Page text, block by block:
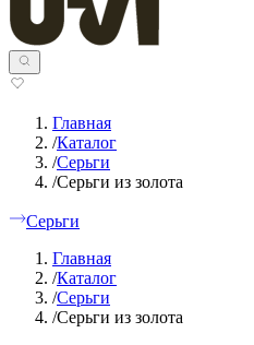
Главная
/Каталог
/Серьги
/Серьги из золота
Серьги
Главная
/Каталог
/Серьги
/Серьги из золота